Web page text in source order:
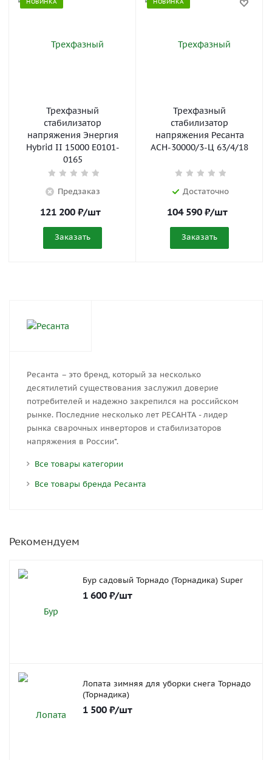
Трехфазный
стабилизатор
напряжения Энергия
Hybrid II 15000 Е0101-
0165
Предзаказ
121 200 ₽/шт
Заказать
Трехфазный
стабилизатор
напряжения Ресанта
АСН-30000/3-Ц 63/4/18
Достаточно
104 590 ₽/шт
Заказать
Ресанта – это бренд, который за несколько
десятилетий существования заслужил доверие
потребителей и надежно закрепился на российском
рынке. Последние несколько лет РЕСАНТА - лидер
рынка сварочных инверторов и стабилизаторов
напряжения в России*.
Все товары категории
Все товары бренда Ресанта
Рекомендуем
Бур садовый Торнадо (Торнадика) Super
1 600 ₽/шт
Лопата зимняя для уборки снега Торнадо
(Торнадика)
1 500 ₽/шт